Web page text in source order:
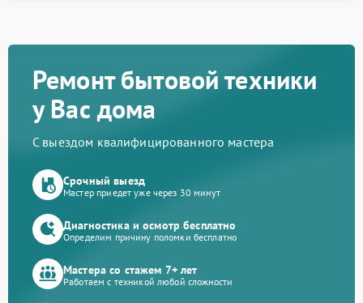
Ремонт бытовой техники
у Вас дома
С выездом квалифицированного мастера
Срочный выезд
Мастер приедет уже через 30 минут
Диагностика и осмотр бесплатно
Определим причину поломки бесплатно
Мастера со стажем 7+ лет
Работаем с техникой любой сложности